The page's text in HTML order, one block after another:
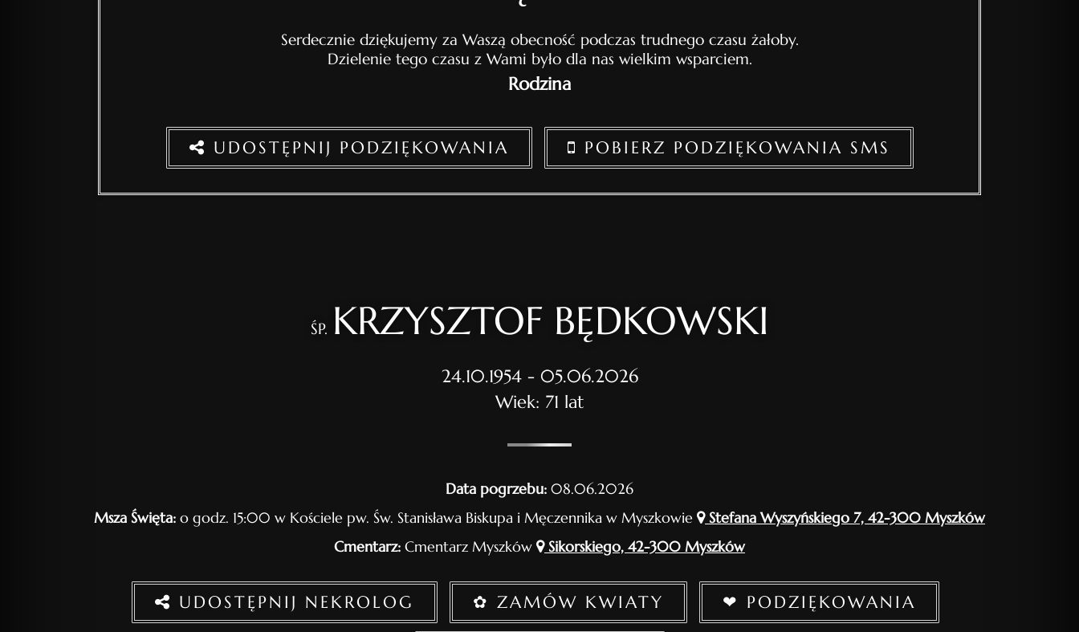
Serdecznie dziękujemy za Waszą obecność podczas trudnego czasu żałoby.
Dzielenie tego czasu z Wami było dla nas wielkim wsparciem.
Rodzina
UDOSTĘPNIJ PODZIĘKOWANIA POBIERZ PODZIĘKOWANIA SMS
ŚP. KRZYSZTOF BĘDKOWSKI
24.10.1954 - 05.06.2026
Wiek: 71 lat
Data pogrzebu: 08.06.2026
Msza Święta: o godz. 15:00 w Kościele pw. Św. Stanisława Biskupa i Męczennika w Myszkowie
Stefana Wyszyńskiego 7, 42-300 Myszków
Cmentarz: Cmentarz Myszków Sikorskiego, 42-300 Myszków
UDOSTĘPNIJ NEKROLOG ✿ ZAMÓW KWIATY ❤ PODZIĘKOWANIA